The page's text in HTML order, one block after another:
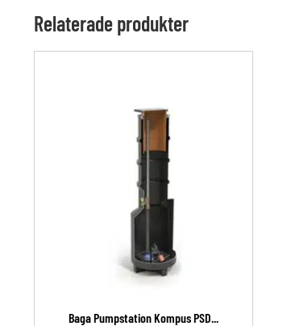
Relaterade produkter
Baga Pumpstation Kompus PSD...